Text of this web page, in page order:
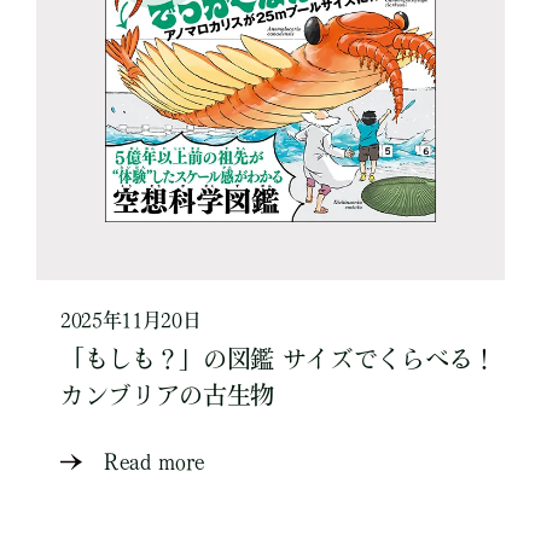
2025年11月20日
「もしも？」の図鑑 サイズでくらべる！
カンブリアの古生物
Read more